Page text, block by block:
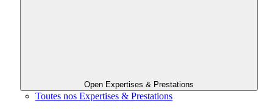
Open Expertises & Prestations
Toutes nos Expertises & Prestations